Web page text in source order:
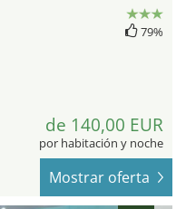
79%
de 140,00 EUR
por habitación y noche
Mostrar oferta